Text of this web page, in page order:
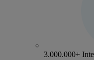
3.000.000+